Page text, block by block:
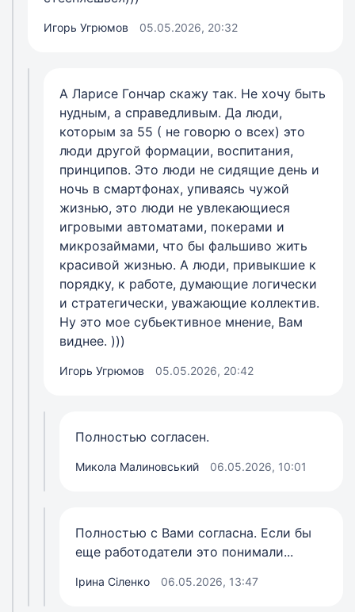
Игорь Угрюмов 05.05.2026, 20:32
А Ларисе Гончар скажу так. Не хочу быть
нудным, а справедливым. Да люди,
которым за 55 ( не говорю о всех) это
люди другой формации, воспитания,
принципов. Это люди не сидящие день и
ночь в смартфонах, упиваясь чужой
жизнью, это люди не увлекающиеся
игровыми автоматами, покерами и
микрозаймами, что бы фальшиво жить
красивой жизнью. А люди, привыкшие к
порядку, к работе, думающие логически
и стратегически, уважающие коллектив.
Ну это мое субьективное мнение, Вам
виднее. )))
Игорь Угрюмов 05.05.2026, 20:42
Полностью согласен.
Микола Малиновський 06.05.2026, 10:01
Полностью с Вами согласна. Если бы
еще работодатели это понимали...
Ірина Сіленко 06.05.2026, 13:47